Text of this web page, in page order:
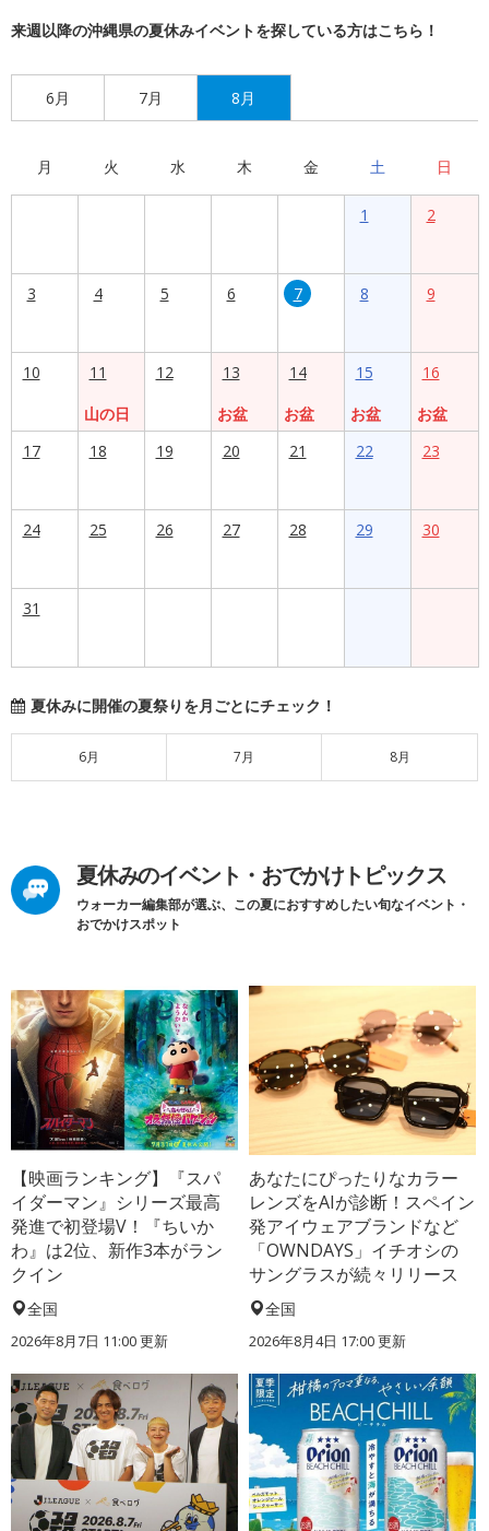
来週以降の沖縄県の夏休みイベントを探している方はこちら！
6月 7月 8月
月 火 水 木 金 土 日
1 2
3 4 5 6 7 8 9
10
11
山の日
12
13
お盆
14
お盆
15
お盆
16
お盆
17
18 19 20 21 22 23
24 25 26 27 28 29 30
31
夏休みに開催の夏祭りを月ごとにチェック！
6月 7月 8月
夏休みのイベント・おでかけトピックス
ウォーカー編集部が選ぶ、この夏におすすめしたい旬なイベント・
おでかけスポット
【映画ランキング】『スパ
イダーマン』シリーズ最高
発進で初登場V！『ちいか
わ』は2位、新作3本がラン
クイン
全国
2026年8月7日 11:00更新
あなたにぴったりなカラー
レンズをAIが診断！スペイン
発アイウェアブランドなど
「OWNDAYS」イチオシの
サングラスが続々リリース
全国
2026年8月4日 17:00更新